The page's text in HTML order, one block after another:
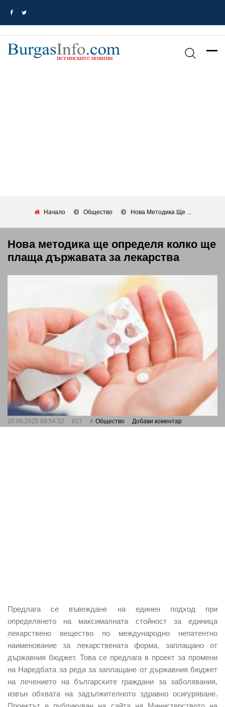
Начало Общество Нова Методика Ще ...
Нова методика ще определя колко ще
плаща държавата за лекарства
10.06.2025 08:54:32 617 Общество Добави коментар
Предлага се въвеждане на единен подход при
определянето на максималната стойност за единица
лекарствено вещество по международно непатентно
наименование за лекарствената форма, заплащано от
държавния бюджет. Това се предлага в проект за промени
на Наредбата за реда за заплащане от държавния бюджет
на лечението на българските граждани за заболявания,
извън обхвата на задължителното здравно осигуряване.